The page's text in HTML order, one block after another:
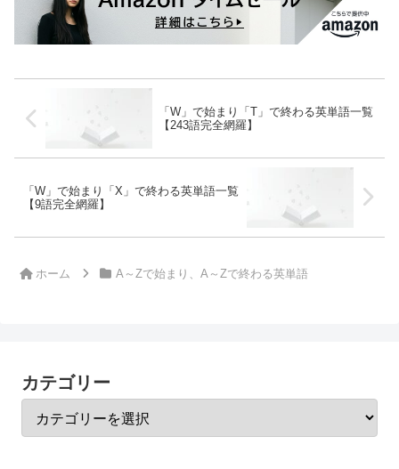
「W」で始まり「T」で終わる英単語一覧
【243語完全網羅】
「W」で始まり「X」で終わる英単語一覧
【9語完全網羅】
ホーム A～Zで始まり、A～Zで終わる英単語
カテゴリー